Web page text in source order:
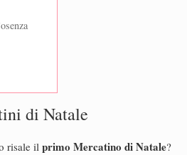
di Natale
risale il primo Mercatino di Natale?